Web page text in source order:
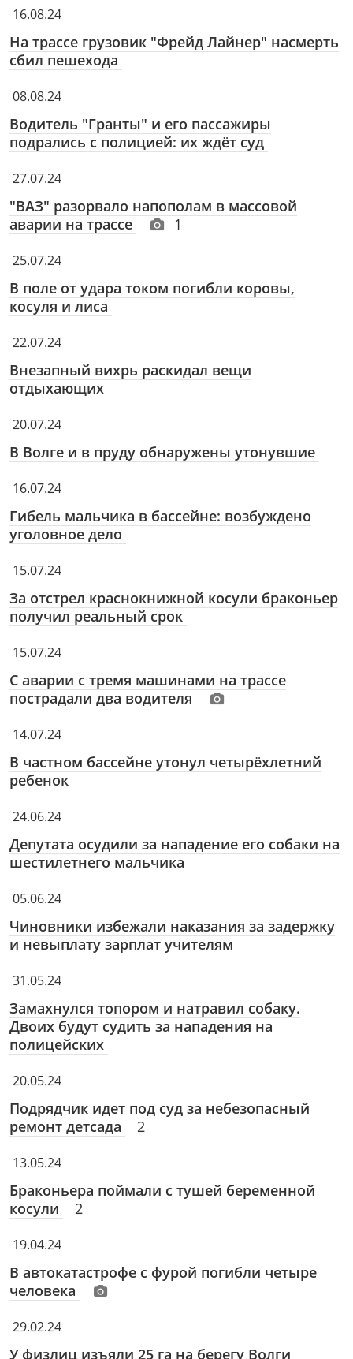
16.08.24
На трассе грузовик "Фрейд Лайнер" насмерть
сбил пешехода
08.08.24
Водитель "Гранты" и его пассажиры
подрались с полицией: их ждёт суд
27.07.24
"ВАЗ" разорвало напополам в массовой
аварии на трассе
1
25.07.24
В поле от удара током погибли коровы,
косуля и лиса
22.07.24
Внезапный вихрь раскидал вещи
отдыхающих
20.07.24
В Волге и в пруду обнаружены утонувшие
16.07.24
Гибель мальчика в бассейне: возбуждено
уголовное дело
15.07.24
За отстрел краснокнижной косули браконьер
получил реальный срок
15.07.24
С аварии с тремя машинами на трассе
пострадали два водителя
14.07.24
В частном бассейне утонул четырёхлетний
ребенок
24.06.24
Депутата осудили за нападение его собаки на
шестилетнего мальчика
05.06.24
Чиновники избежали наказания за задержку
и невыплату зарплат учителям
31.05.24
Замахнулся топором и натравил собаку.
Двоих будут судить за нападения на
полицейских
20.05.24
Подрядчик идет под суд за небезопасный
ремонт детсада
2
13.05.24
Браконьера поймали с тушей беременной
косули
2
19.04.24
В автокатастрофе с фурой погибли четыре
человека
29.02.24
У физлиц изъяли 25 га на берегу Волги